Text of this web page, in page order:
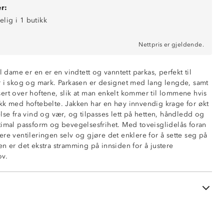
i 1 butikk
Nettpris er gjeldende.
dame er en er en vindtett og vanntett parkas, perfekt til
skog og mark. Parkasen er designet med lang lengde, samt
over hoftene, slik at man enkelt kommer til lommene hvis
med hoftebelte. Jakken har en høy innvendig krage for økt
fra vind og vær, og tilpasses lett på hetten, håndledd og
passform og bevegelsesfrihet. Med toveisglidelås foran
ventileringen selv og gjøre det enklere for å sette seg på
er det ekstra stramming på innsiden for å justere
tilpasset hoftebelte
rundt ansikt og i bakhodet
nederst i sidene
rundt håndledd